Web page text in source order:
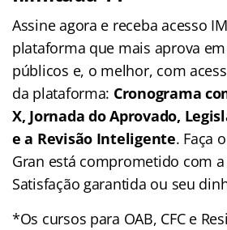
Assine agora e receba acesso
plataforma que mais aprova
públicos e, o melhor, com
da plataforma: Cronograma
X, Jornada do Aprovado,
e a Revisão Inteligente. Faça
Gran está comprometido com
Satisfação garantida ou seu
*Os cursos para OAB, CFC e